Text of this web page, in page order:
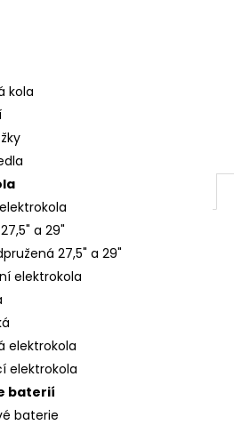
kola
a 29"
27,5" a 29"
elektrokola
elektrokola
elektrokola
baterií
baterie
CATHERINE CRB
BLUE/PINK/SILVER